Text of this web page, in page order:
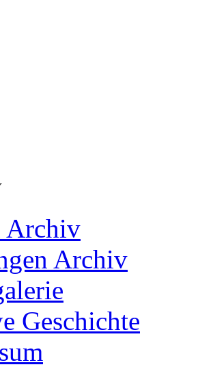
Archiv
Geschichte